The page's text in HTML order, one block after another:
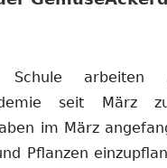
Schule
seit März
im März
Pflanzen